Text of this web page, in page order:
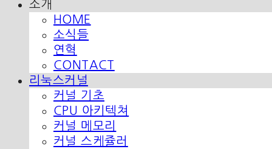
소개
HOME
소식들
연혁
CONTACT
리눅스커널
커널 기초
CPU 아키텍쳐
커널 메모리
커널 스케쥴러